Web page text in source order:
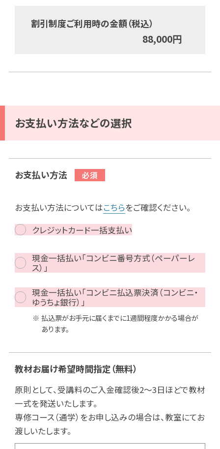
割引制度ご利用時の金額（税込）
88,000円
お支払い方法などの選択
お支払い方法
お支払い方法についてはこちらをご確認ください。
クレジットカード一括支払い
現金一括払い「コンビニ番号方式（ペーパーレ
ス）」
現金一括払い「コンビニ払込票決済（コンビニ・
ゆうちょ銀行）」
払込票がお手元に届くまでに1週間程度かかる場合が
あります。
教材お届け希望時間指定（無料）
原則として、受講料のご入金確認後2～3日ほどで教材
一式を発送いたします。
専修コース（通学）をお申し込みの場合は、教室にてお
渡しいたします。